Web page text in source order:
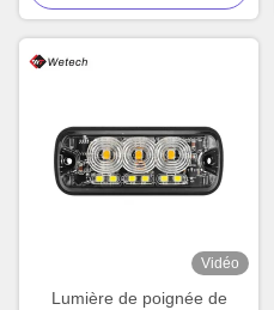
PC Matériaux de lentilles
Vidéo
Lumière de poignée de